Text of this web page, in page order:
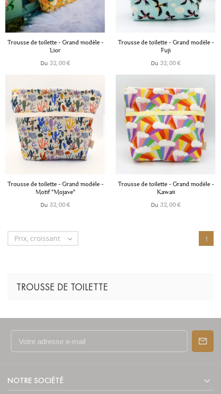
TROUSSE DE TOILETTE
+6
Trousse de toilette - Grand modèle -
Lior
Du 32,00 €
Trousse de toilette - Grand modèle -
Fuji
Du 32,00 €
Trousse de toilette - Grand modèle -
Motif "Mojave"
Du 32,00 €
Trousse de toilette - Grand modèle -
Kawaii
Du 32,00 €
Prix, croissant  1
NOTRE SOCIÉTÉ 